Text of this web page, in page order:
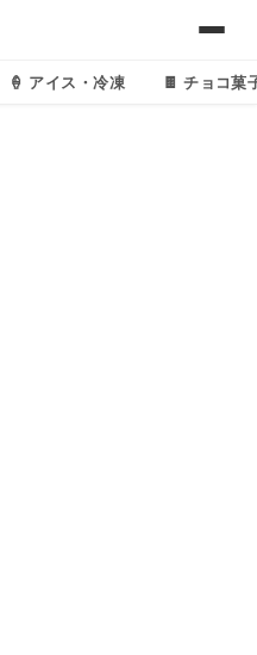
🍦 アイス・冷凍 🍫 チョコ菓